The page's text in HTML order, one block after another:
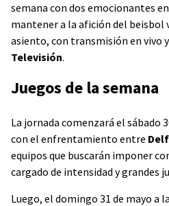
semana con dos emocionantes
mantener a la afición del beisbol
asiento, con transmisión en vivo
Televisión.
Juegos de la semana
La jornada comenzará el sábado
con el enfrentamiento entre
equipos que buscarán imponer
cargado de intensidad y grandes
Luego, el domingo 31 de mayo a